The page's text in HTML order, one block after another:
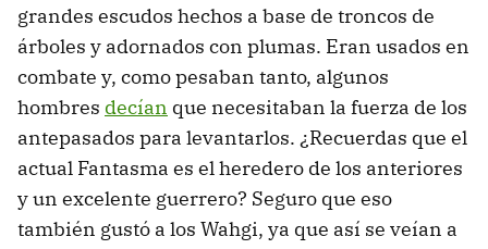
grandes escudos hechos a base de troncos de
árboles y adornados con plumas. Eran usados en
combate y, como pesaban tanto, algunos
hombres decían que necesitaban la fuerza de los
antepasados para levantarlos. ¿Recuerdas que el
actual Fantasma es el heredero de los anteriores
y un excelente guerrero? Seguro que eso
también gustó a los Wahgi, ya que así se veían a